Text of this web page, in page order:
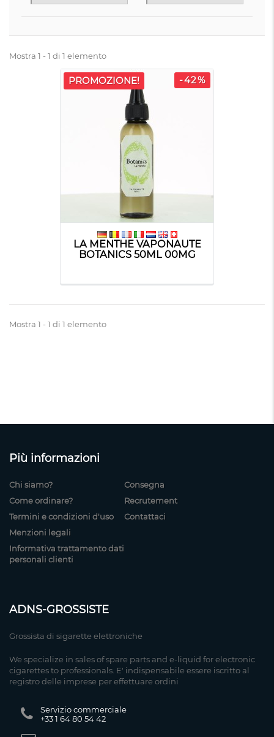
Mostra 1 - 1 di 1 elemento
PROMOZIONE! -42%
LA MENTHE VAPONAUTE
BOTANICS 50ML 00MG
Mostra 1 - 1 di 1 elemento
Più informazioni
Chi siamo?
Come ordinare?
Termini e condizioni d'uso
Menzioni legali
Informativa trattamento dati
personali clienti
Consegna
Recrutement
Contattaci
ADNS-GROSSISTE
Grossista di sigarette elettroniche
We specialize in sales of spare parts and e-liquid for electronic
cigarettes to professionals. E' indispensabile essere iscritto al
registro delle imprese per effettuare ordini
Servizio commerciale
+33 1 64 80 54 42